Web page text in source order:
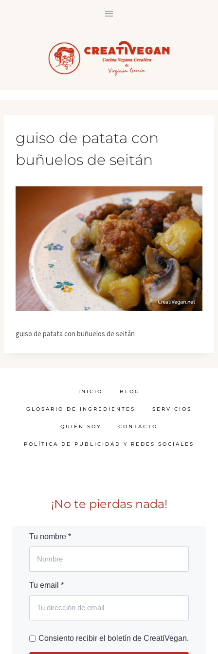
guiso de patata con
buñuelos de seitán
guiso de patata con buñuelos de seitán
INICIO BLOG
GLOSARIO DE INGREDIENTES SERVICIOS
QUIÉN SOY CONTACTO
POLÍTICA DE PUBLICIDAD Y REDES SOCIALES
¡No te pierdas nada!
Tu nombre *
Tu email *
Consiento recibir el boletín de CreatiVegan.